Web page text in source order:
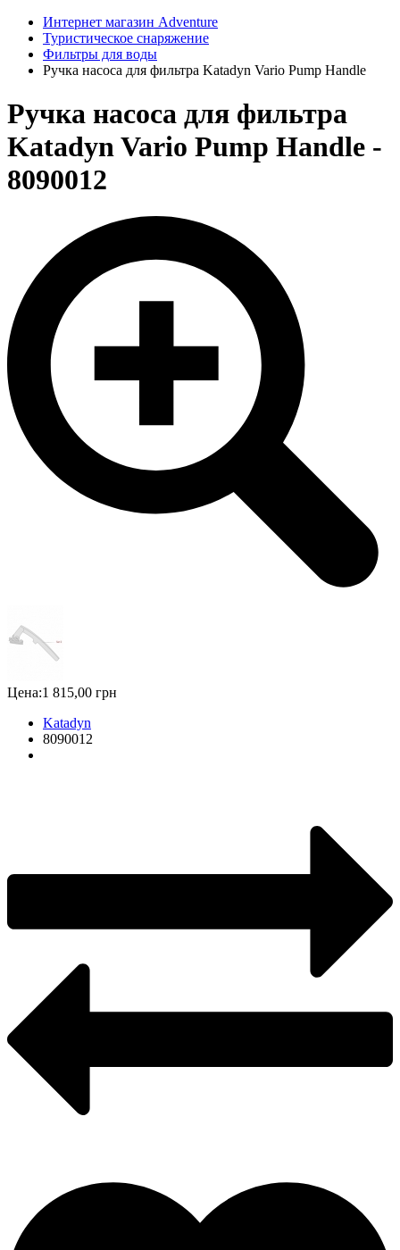
Интернет магазин Adventure
Туристическое снаряжение
Фильтры для воды
Ручка насоса для фильтра Katadyn Vario Pump Handle
Ручка насоса для фильтра
Katadyn Vario Pump Handle -
8090012
Цена:1 815,00 грн
Katadyn
8090012